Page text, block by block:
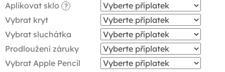
Aplikovat sklo ?
Vybrat kryt
Vybrat sluchátka
Prodloužení záruky
Vybrat Apple Pencil